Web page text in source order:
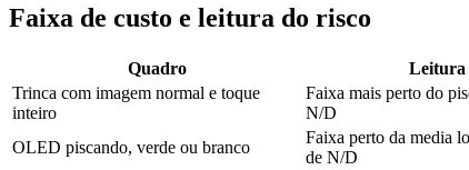
Faixa de custo e leitura do risco
Quadro Leitura
Trinca com imagem normal e toque
inteiro
Faixa mais perto do
N/D
OLED piscando, verde ou branco
Faixa perto da media
de N/D